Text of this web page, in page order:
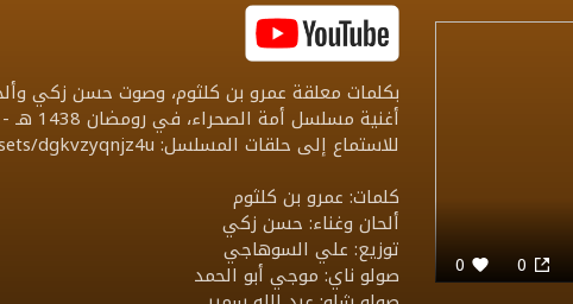
بكلمات معلقة عمرو بن كلثوم، وصوت حسن زكي
أغنية مسلسل أمة الصحراء، في رومضان 1438 هـ - 2017 م على رُواة
للاستماع إلى حلقات المسلسل: soundcloud.com/rowaah/sets/dgkvzyqnjz4u
كلمات: عمرو بن كلثوم
ألحان وغناء: حسن زكي
توزيع: علي السوهاجي
صولو ناي: موجي أبو الحمد